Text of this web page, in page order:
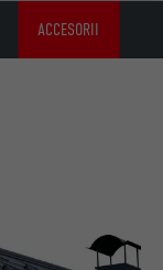
ACCESORII